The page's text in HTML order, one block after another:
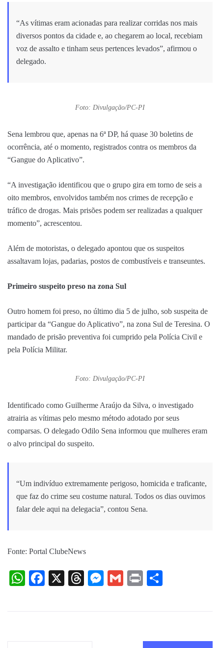
“As vítimas eram acionadas para realizar corridas nos mais
diversos pontos da cidade e, ao chegarem ao local, recebiam
voz de assalto e tinham seus pertences levados”, afirmou o
delegado.
Foto: Divulgação/PC-PI
Sena lembrou que, apenas na 6ª DP, há quase 30 boletins de
ocorrência, até o momento, registrados contra os membros da
“Gangue do Aplicativo”.
“A investigação identificou que o grupo gira em torno de seis a
oito membros, envolvidos também nos crimes de recepção e
tráfico de drogas. Mais prisões podem ser realizadas a qualquer
momento”, acrescentou.
Além de motoristas, o delegado apontou que os suspeitos
assaltavam lojas, padarias, postos de combustíveis e transeuntes.
Primeiro suspeito preso na zona Sul
Outro homem foi preso, no último dia 5 de julho, sob suspeita de
participar da “Gangue do Aplicativo”, na zona Sul de Teresina. O
mandado de prisão preventiva foi cumprido pela Polícia Civil e
pela Polícia Militar.
Foto: Divulgação/PC-PI
Identificado como Guilherme Araújo da Silva, o investigado
atrairia as vítimas pelo mesmo método adotado por seus
comparsas. O delegado Odilo Sena informou que mulheres eram
o alvo principal do suspeito.
“Um indivíduo extremamente perigoso, homicida e traficante,
que faz do crime seu costume natural. Todos os dias ouvimos
falar dele aqui na delegacia”, contou Sena.
Fonte: Portal ClubeNews
WhatsApp
Facebook
X Threads
Messenger
Gmail
Print